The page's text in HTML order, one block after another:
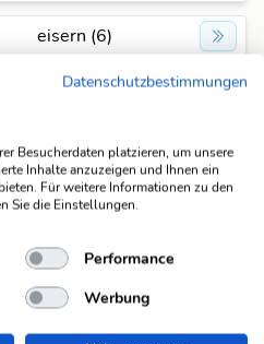
eisern (6)
eisern (6)
eisern (6)
Datenschutzbestimmungen
Besucherdaten platzieren, um unsere
Inhalte anzuzeigen und Ihnen ein
Für weitere Informationen zu den
Sie die Einstellungen.
Performance
Werbung